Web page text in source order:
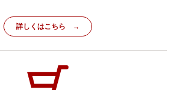
詳しくはこちら